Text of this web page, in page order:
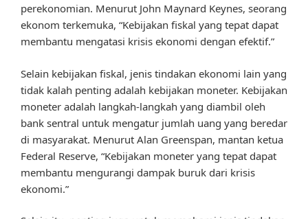
perekonomian. Menurut John Maynard Keynes, seorang
ekonom terkemuka, “Kebijakan fiskal yang tepat dapat
membantu mengatasi krisis ekonomi dengan efektif.”
Selain kebijakan fiskal, jenis tindakan ekonomi lain yang
tidak kalah penting adalah kebijakan moneter. Kebijakan
moneter adalah langkah-langkah yang diambil oleh
bank sentral untuk mengatur jumlah uang yang beredar
di masyarakat. Menurut Alan Greenspan, mantan ketua
Federal Reserve, “Kebijakan moneter yang tepat dapat
membantu mengurangi dampak buruk dari krisis
ekonomi.”